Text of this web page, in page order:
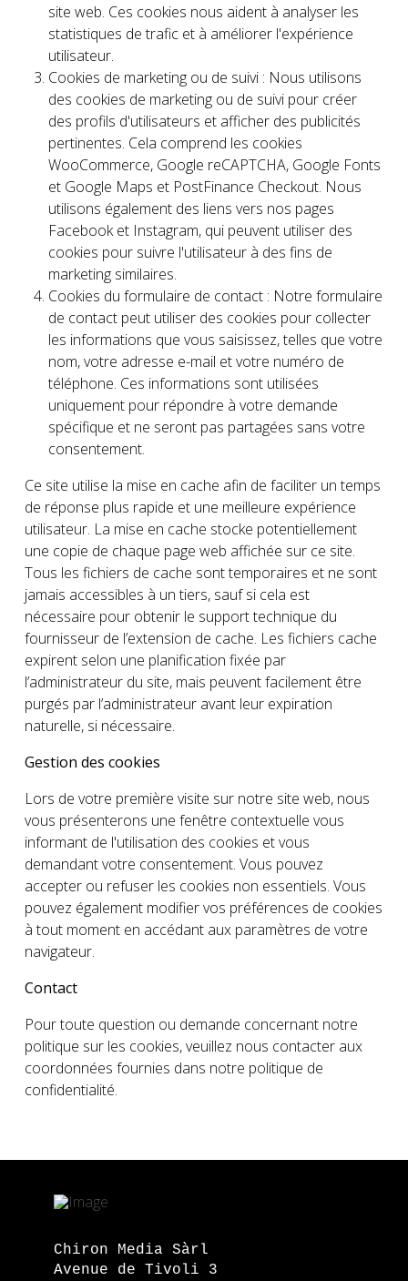
site web. Ces cookies nous aident à analyser les
statistiques de trafic et à améliorer l'expérience
utilisateur.
Cookies de marketing ou de suivi : Nous utilisons
des cookies de marketing ou de suivi pour créer
des profils d'utilisateurs et afficher des publicités
pertinentes. Cela comprend les cookies
WooCommerce, Google reCAPTCHA, Google Fonts
et Google Maps et PostFinance Checkout. Nous
utilisons également des liens vers nos pages
Facebook et Instagram, qui peuvent utiliser des
cookies pour suivre l'utilisateur à des fins de
marketing similaires.
Cookies du formulaire de contact : Notre formulaire
de contact peut utiliser des cookies pour collecter
les informations que vous saisissez, telles que votre
nom, votre adresse e-mail et votre numéro de
téléphone. Ces informations sont utilisées
uniquement pour répondre à votre demande
spécifique et ne seront pas partagées sans votre
consentement.
Ce site utilise la mise en cache afin de faciliter un temps
de réponse plus rapide et une meilleure expérience
utilisateur. La mise en cache stocke potentiellement
une copie de chaque page web affichée sur ce site.
Tous les fichiers de cache sont temporaires et ne sont
jamais accessibles à un tiers, sauf si cela est
nécessaire pour obtenir le support technique du
fournisseur de l’extension de cache. Les fichiers cache
expirent selon une planification fixée par
l’administrateur du site, mais peuvent facilement être
purgés par l’administrateur avant leur expiration
naturelle, si nécessaire.
Gestion des cookies
Lors de votre première visite sur notre site web, nous
vous présenterons une fenêtre contextuelle vous
informant de l'utilisation des cookies et vous
demandant votre consentement. Vous pouvez
accepter ou refuser les cookies non essentiels. Vous
pouvez également modifier vos préférences de cookies
à tout moment en accédant aux paramètres de votre
navigateur.
Contact
Pour toute question ou demande concernant notre
politique sur les cookies, veuillez nous contacter aux
coordonnées fournies dans notre politique de
confidentialité.
Chiron Media Sàrl
Avenue de Tivoli 3